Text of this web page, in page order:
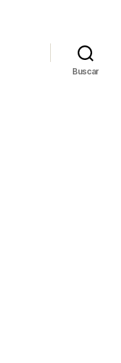
Buscar